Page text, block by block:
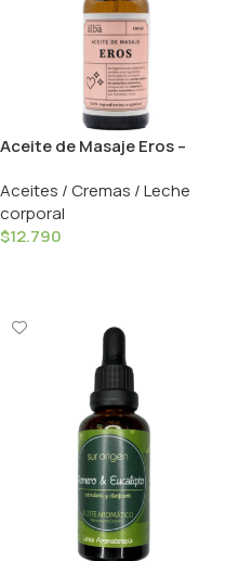
Aceite de Masaje Eros –
Aceites / Cremas / Leche
corporal
$12.790